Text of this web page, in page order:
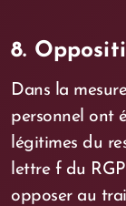
8.
Dans la
personnel ont
légitimes du
lettre f du
opposer au